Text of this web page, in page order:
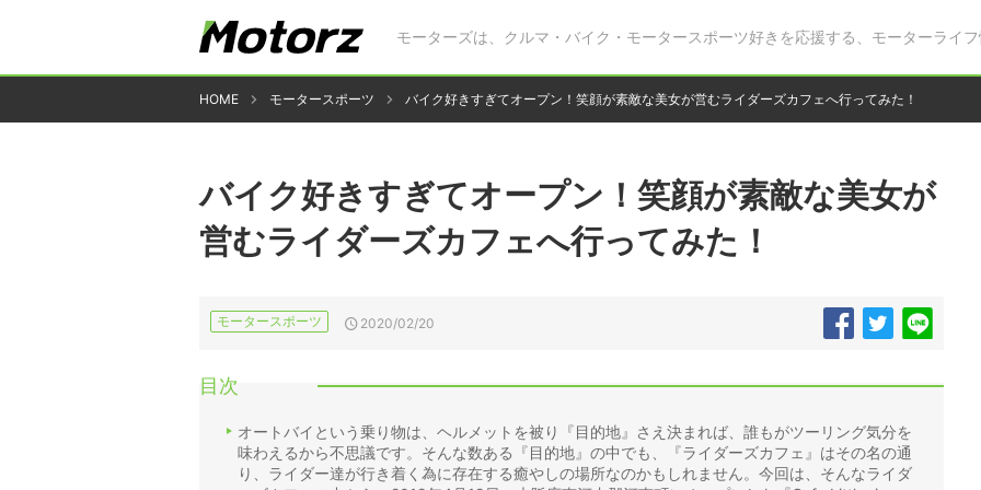
モーターズは、クルマ・バイク・モータースポーツ好きを応援する、モーターライフ
HOME モータースポーツ バイク好きすぎてオープン！笑顔が素敵な美女が営むライダーズカフェへ行ってみた！
バイク好きすぎてオープン！笑顔が素敵な美女が
営むライダーズカフェへ行ってみた！
モータースポーツ 2020/02/20
目次
オートバイという乗り物は、ヘルメットを被り『目的地』さえ決まれば、誰もがツーリング気分を
味わえるから不思議です。そんな数ある『目的地』の中でも、『ライダーズカフェ』はその名の通
り、ライダー達が行き着く為に存在する癒やしの場所なのかもしれません。今回は、そんなライダ